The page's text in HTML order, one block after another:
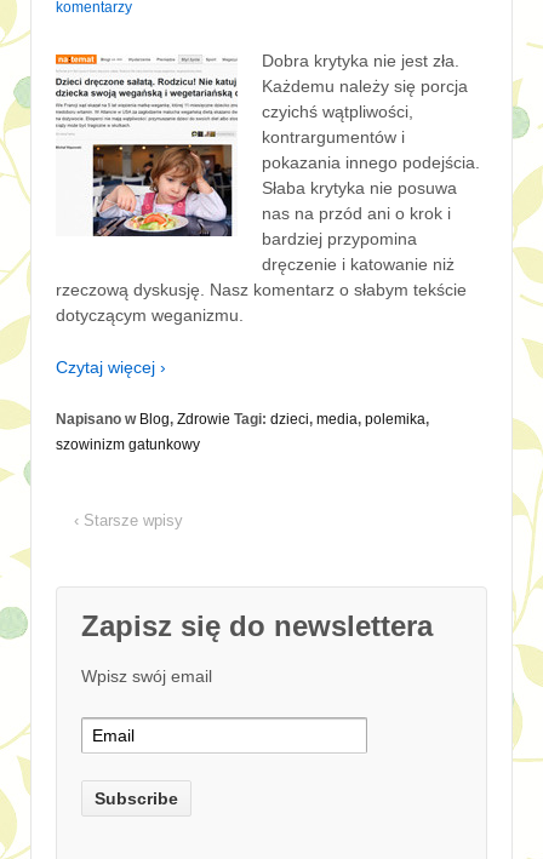
komentarzy
Dobra krytyka nie jest zła.
Każdemu należy się porcja
czyichś wątpliwości,
kontrargumentów i
pokazania innego podejścia.
Słaba krytyka nie posuwa
nas na przód ani o krok i
bardziej przypomina
dręczenie i katowanie niż
rzeczową dyskusję. Nasz komentarz o słabym tekście
dotyczącym weganizmu.
Czytaj więcej ›
Napisano w Blog, Zdrowie Tagi: dzieci, media, polemika,
szowinizm gatunkowy
‹ Starsze wpisy
Zapisz się do newslettera
Wpisz swój email